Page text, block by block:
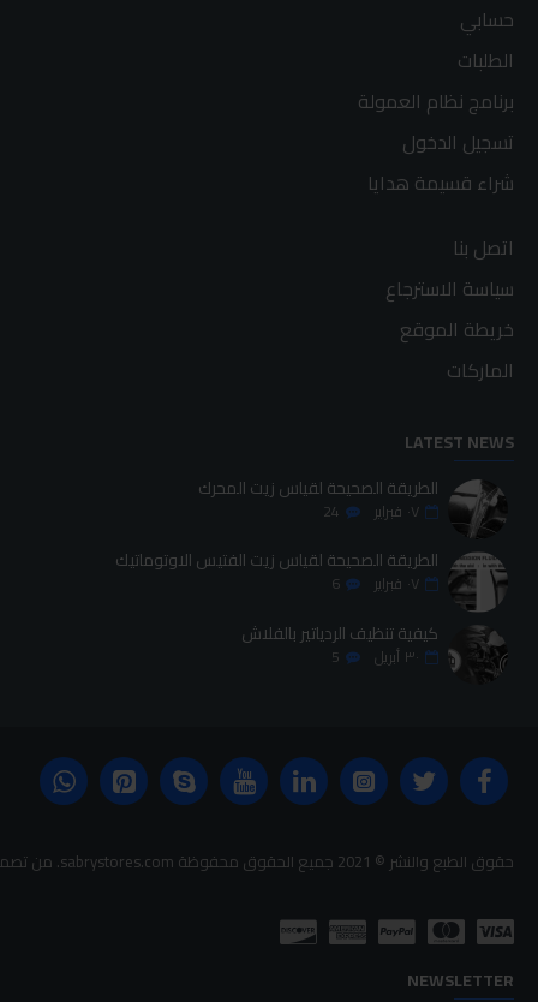
حسابي
الطلبات
برنامج نظام العمولة
تسجيل الدخول
شراء قسيمة هدايا
اتصل بنا
سياسة الاسترجاع
خريطة الموقع
الماركات
LATEST NEWS
الطريقة الصحيحة لقياس زيت المحرك
٠٧ فبراير 24
الطريقة الصحيحة لقياس زيت الفتيس الاوتوماتيك
٠٧ فبراير 6
كيفية تنظيف الردياتير بالفلاش
٣٠ أبريل 5
حقوق الطبع والنشر © 2021 جميع الحقوق محفوظة sabrystores.com. من تصميم-
NEWSLETTER